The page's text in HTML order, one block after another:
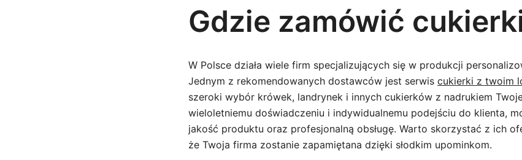
Gdzie zamówić
W Polsce działa wiele firm specjalizujących się w produkcji
Jednym z rekomendowanych dostawców jest serwis cukierki z twoim
szeroki wybór krówek, landrynek i innych cukierków z nadrukiem
wieloletniemu doświadczeniu i indywidualnemu podejściu do klienta,
jakość produktu oraz profesjonalną obsługę. Warto skorzystać z ich
że Twoja firma zostanie zapamiętana dzięki słodkim upominkom.